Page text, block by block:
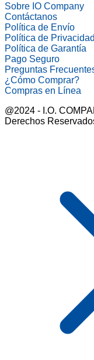
Sobre IO Company
Contáctanos
Política de Envío
Política de Privacidad
Política de Garantía
Pago Seguro
Preguntas
¿Cómo Comprar?
Compras en Línea
@2024 - I.O.
Derechos